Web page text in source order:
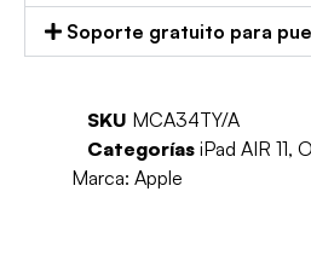
Soporte gratuito para
SKU MCA34TY/A
Categorías iPad AIR 11,
Marca:Apple